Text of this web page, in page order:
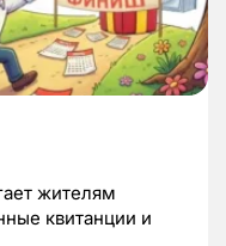
жителям
квитанции и